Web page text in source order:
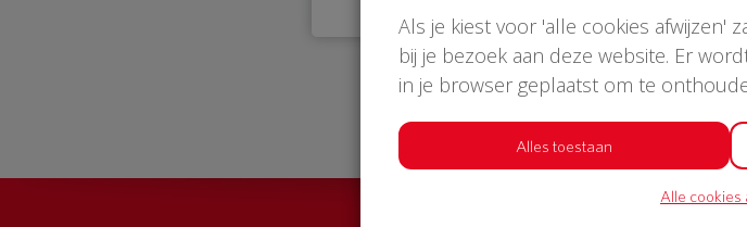
Als je kiest voor 'alle cookies afwijzen'
bij je bezoek aan deze website. Er
in je browser geplaatst om te
Alles toestaan
Alle cookies